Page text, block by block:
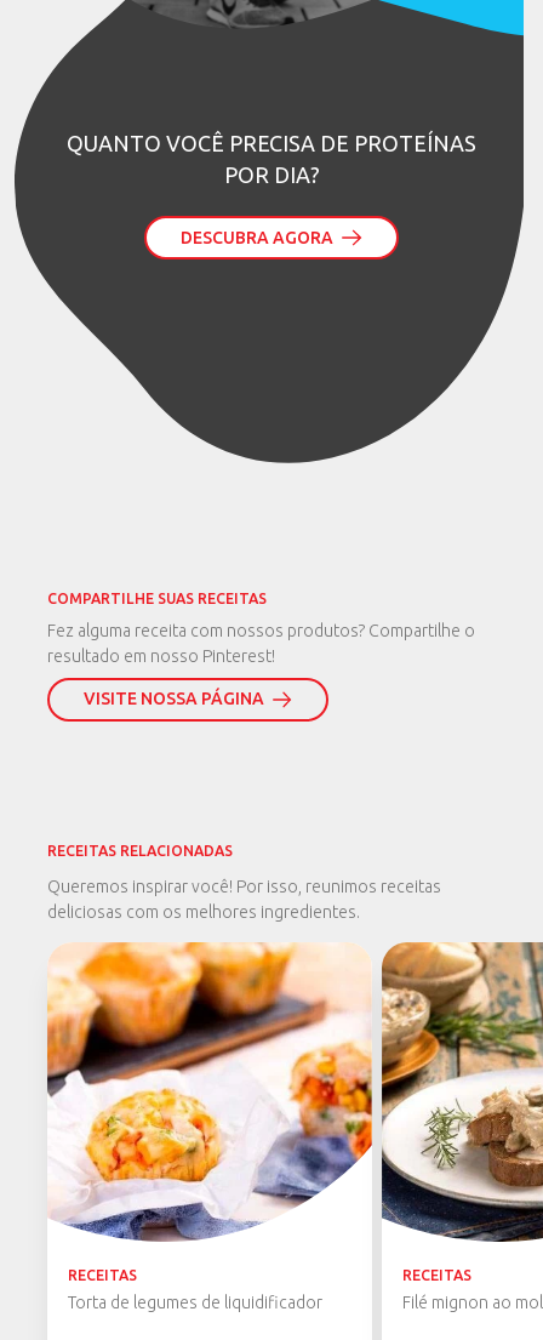
QUANTO VOCÊ PRECISA DE PROTEÍNAS
POR DIA?
DESCUBRA AGORA
COMPARTILHE SUAS RECEITAS
Fez alguma receita com nossos produtos? Compartilhe o
resultado em nosso Pinterest!
VISITE NOSSA PÁGINA
RECEITAS RELACIONADAS
Queremos inspirar você! Por isso, reunimos receitas
deliciosas com os melhores ingredientes.
RECEITAS
Torta de legumes de liquidificador
RECEITAS
Filé mignon ao